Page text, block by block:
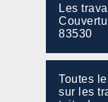
Les
83530
Toutes
sur les